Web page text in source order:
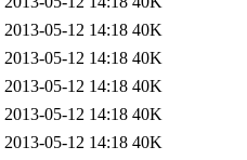
2013-05-12 14:18 40K
2013-05-12 14:18 40K
2013-05-12 14:18 40K
2013-05-12 14:18 40K
2013-05-12 14:18 40K